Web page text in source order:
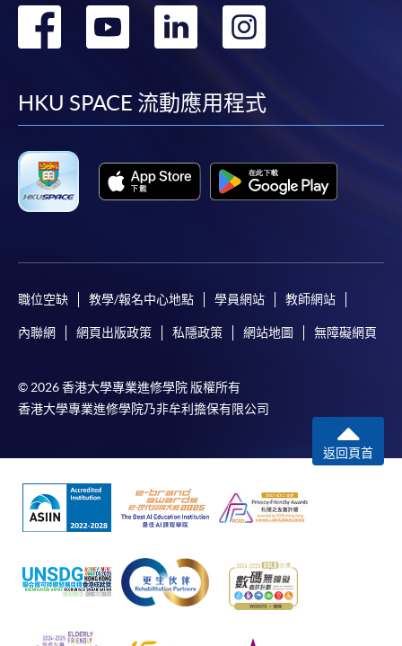
轉
facebook
轉
youtube
轉
linkedin
HKU SPACE 流動應用程式
職位空缺 教學/報名中心地點 學員網站 教師網站
內聯網 網頁出版政策 私隱政策 網站地圖 無障礙網頁
© 2026 香港大學專業進修學院 版權所有
香港大學專業進修學院乃非牟利擔保有限公司
返回頁首